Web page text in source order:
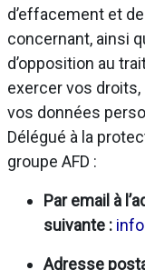
d’effacement et
concernant, ainsi
d’opposition au
exercer vos
vos données
Délégué à la
groupe AFD :
Par email à
suivante :
Adresse